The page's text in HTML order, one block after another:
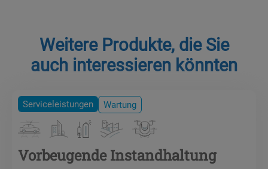
Weitere Produkte, die Sie
auch interessieren könnten
Serviceleistungen Wartung
Vorbeugende Instandhaltung